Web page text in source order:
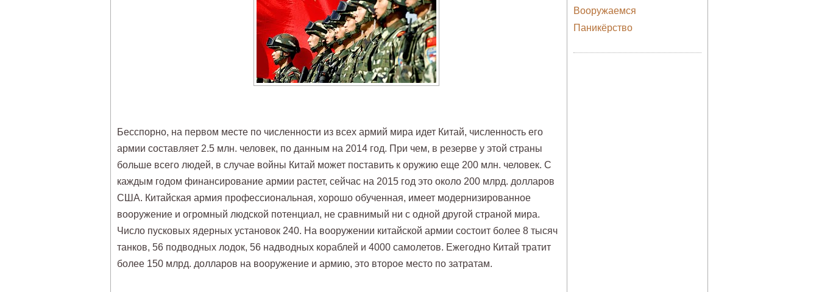
Бесспорно, на первом месте по численности из всех армий мира идет Китай, численность его
армии составляет 2.5 млн. человек, по данным на 2014 год. При чем, в резерве у этой страны
больше всего людей, в случае войны Китай может поставить к оружию еще 200 млн. человек. С
каждым годом финансирование армии растет, сейчас на 2015 год это около 200 млрд. долларов
США. Китайская армия профессиональная, хорошо обученная, имеет модернизированное
вооружение и огромный людской потенциал, не сравнимый ни с одной другой страной мира.
Число пусковых ядерных установок 240. На вооружении китайской армии состоит более 8 тысяч
танков, 56 подводных лодок, 56 надводных кораблей и 4000 самолетов. Ежегодно Китай тратит
более 150 млрд. долларов на вооружение и армию, это второе место по затратам.
Вооружаемся
Паникёрство